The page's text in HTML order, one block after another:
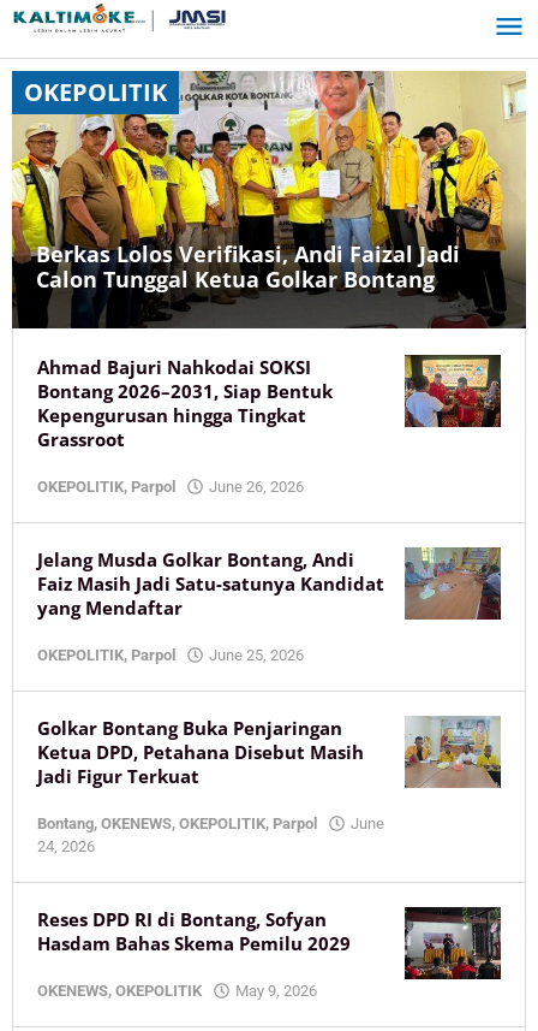
Skip
content
Berkas Lolos Verifikasi, Andi Faizal Jadi
Calon Tunggal Ketua Golkar Bontang
OKEPOLITIK
Parpol
June
2026
KaltimOke
OKEPOLITIK
Ahmad Bajuri Nahkodai SOKSI
Bontang 2026–2031, Siap Bentuk
Kepengurusan hingga Tingkat
Grassroot
OKEPOLITIK, Parpol June 26, 2026
Jelang Musda Golkar Bontang, Andi
Faiz Masih Jadi Satu-satunya Kandidat
yang Mendaftar
OKEPOLITIK, Parpol June 25, 2026
Golkar Bontang Buka Penjaringan
Ketua DPD, Petahana Disebut Masih
Jadi Figur Terkuat
Bontang, OKENEWS, OKEPOLITIK, Parpol
June
24, 2026
Reses DPD RI di Bontang, Sofyan
Hasdam Bahas Skema Pemilu 2029
OKENEWS, OKEPOLITIK May 9, 2026